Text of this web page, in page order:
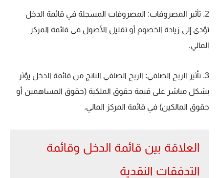
2. تأثير المصروفات: المصروفات المسجلة في قائمة الدخل
تؤدي إلى زيادة الخصوم أو تقليل الأصول في قائمة المركز
المالي.
3. تأثير الربح الصافي: الربح الصافي الناتج من قائمة الدخل يؤثر
بشكل مباشر على قيمة حقوق الملكية (حقوق المساهمين أو
حقوق المالكين) في قائمة المركز المالي.
العلاقة بين قائمة الدخل وقائمة
التدفقات النقدية